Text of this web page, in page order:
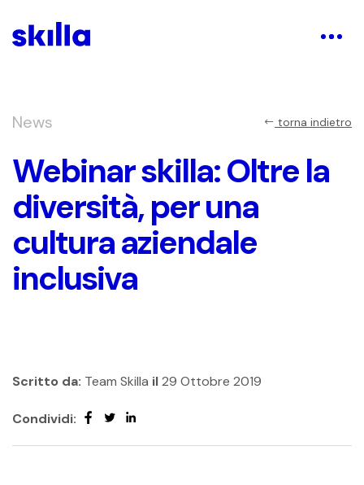
News torna indietro
Webinar skilla: Oltre la
diversità, per una
cultura aziendale
inclusiva
Scritto da: Team Skilla il29 Ottobre 2019
Condividi: